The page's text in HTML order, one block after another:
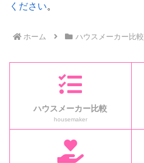
ください。
ホーム ハウスメーカー比較
ハウスメーカー比較
housemaker